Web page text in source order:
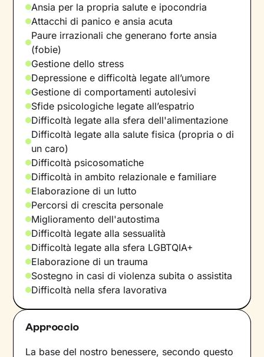
Ansia per la propria salute e ipocondria
Attacchi di panico e ansia acuta
Paure irrazionali che generano forte ansia
(fobie)
Gestione dello stress
Depressione e difficoltà legate all’umore
Gestione di comportamenti autolesivi
Sfide psicologiche legate all’espatrio
Difficoltà legate alla sfera dell'alimentazione
Difficoltà legate alla salute fisica (propria o di
un caro)
Difficoltà psicosomatiche
Difficoltà in ambito relazionale e familiare
Elaborazione di un lutto
Percorsi di crescita personale
Miglioramento dell'autostima
Difficoltà legate alla sessualità
Difficoltà legate alla sfera LGBTQIA+
Elaborazione di un trauma
Sostegno in casi di violenza subita o assistita
Difficoltà nella sfera lavorativa
Approccio
La base del nostro benessere, secondo questo